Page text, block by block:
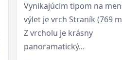
Vynikajúcim tipom na
výlet je vrch Straník (769
Z vrcholu je krásny
panoramatický...